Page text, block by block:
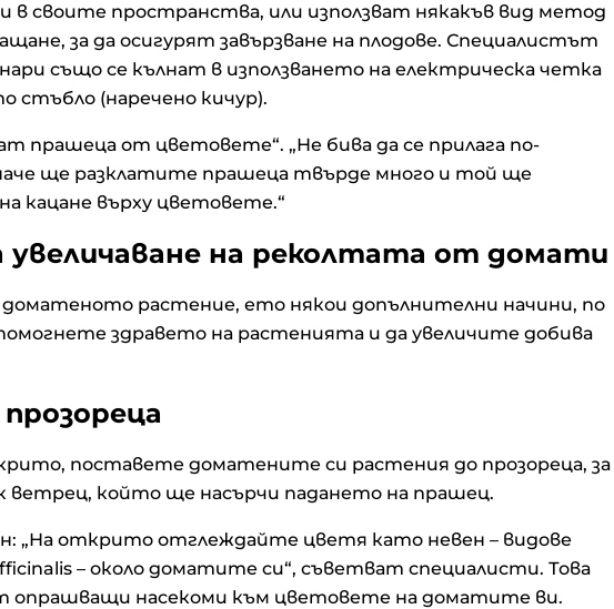
своите пространства, или използват някакъв вид метод
за да осигурят завързване на плодове. Специалистът
също се кълнат в използването на електрическа четка
стъбло (наречено кичур).
прашеца от цветовете“. „Не бива да се прилага по-
ще разклатите прашеца твърде много и той ще
кацане върху цветовете.“
на реколтата от домати
доматеното растение, ето някои допълнителни начини, по
здравето на растенията и да увеличите добива
поставете доматените си растения до прозореца, за
ветрец, който ще насърчи падането на прашец.
„На открито отглеждайте цветя като невен – видове
– около доматите си“, съветват специалисти. Това
опрашващи насекоми към цветовете на доматите ви.
Американските борсови индекси
са в отстъпление, петролът
финансови резултати през
В Европа работят над 10 хил.
пивоварни, в България те са 42